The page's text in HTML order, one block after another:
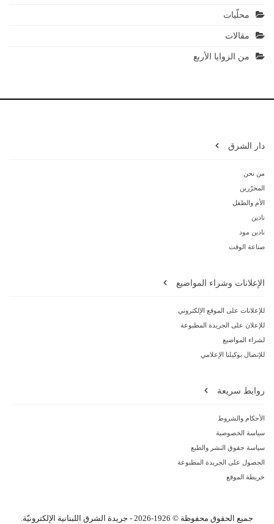
محلّيات
مقالات
من الزوايا الأربع
دار الشرق
من نحن
المحرّرين
الأم والطفل
نادين
نادين مود
صناعة الوقت
الإعلانات وشراء المواضيع
للإعلانات على الموقع الإلكتروني
للإعلان على الجريدة المطبوعة
لشراء المواضيع
للإتصال بوكيلنا الإعلامي
روابط سريعة
الأحكام والشروط
سياسة الخصوصية
سياسة حقوق النشر والطبع
الحصول على الجريدة المطبوعة
خريطة الموقع
جميع الحقوق محفوظة © 1926-2026 - جريدة الشرق اللبنانية الإلكترونيّة.